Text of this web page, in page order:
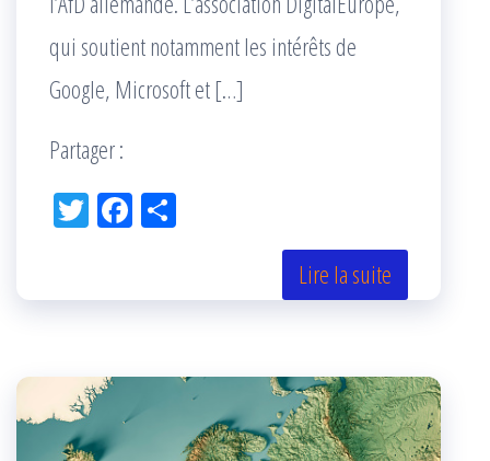
qui soutient notamment les intérêts de
Google, Microsoft et […]
Partager :
Tw Fac
k r
Lire la suite